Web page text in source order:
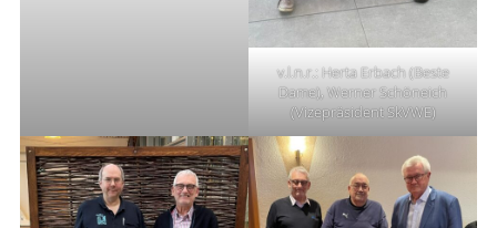
v.l.n.r.: Herta Erbach (Beste
Dame), Werner Schöneich
(Vizepräsident SkVWE)